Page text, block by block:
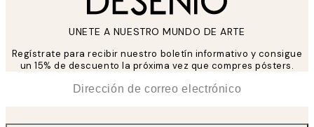
UNETE A NUESTRO MUNDO DE ARTE
Regístrate para recibir nuestro boletín informativo y consigue
un 15% de descuento la próxima vez que compres pósters.